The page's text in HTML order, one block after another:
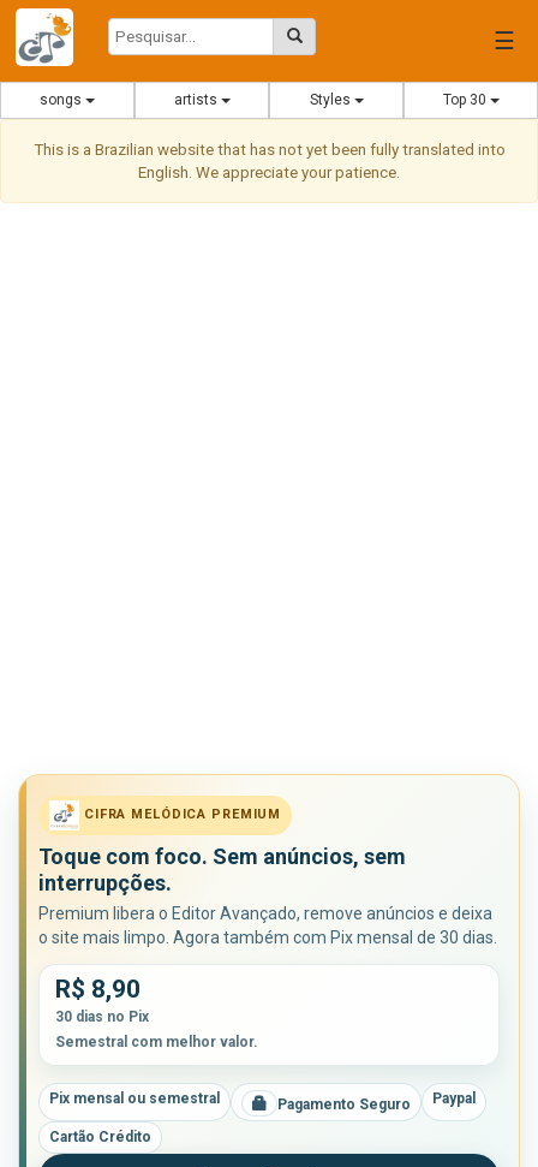
☰
songs artists Styles Top 30
This is a Brazilian website that has not yet been fully translated into
English. We appreciate your patience.
CIFRA MELÓDICA PREMIUM
Toque com foco. Sem anúncios, sem
interrupções.
Premium libera o Editor Avançado, remove anúncios e deixa
o site mais limpo. Agora também com Pix mensal de 30 dias.
R$ 8,90
30 dias no Pix
Semestral com melhor valor.
Pix mensal ou semestral Pagamento Seguro Paypal
Cartão Crédito